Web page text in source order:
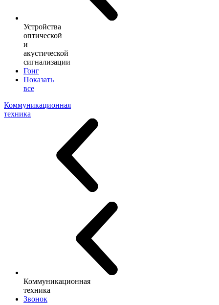
Устройства
оптической
и
акустической
сигнализации
Гонг
Показать
все
Коммуникационная
техника
Коммуникационная
техника
Звонок